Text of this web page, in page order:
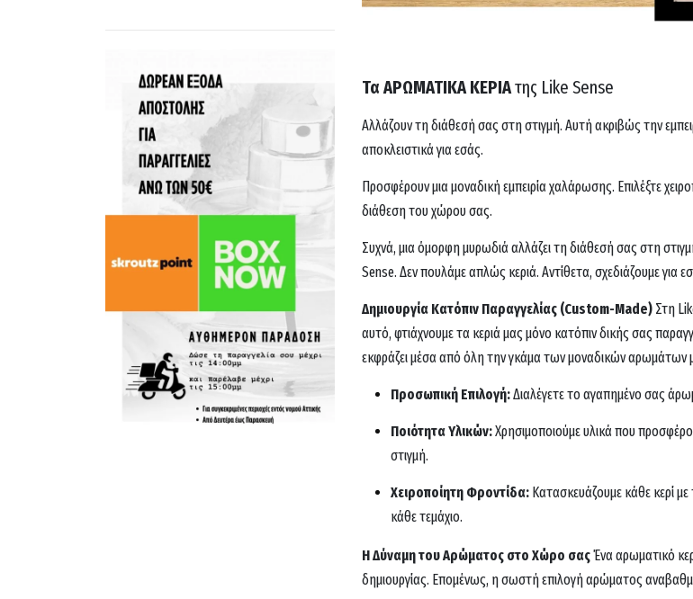
Τα ΑΡΩΜΑΤΙΚΑ ΚΕΡΙΑτης Like Sense
Αλλάζουν τη διάθεσή σας στη στιγμή. Αυτή ακριβώς την
αποκλειστικά για εσάς.
Προσφέρουν μια μοναδική εμπειρία χαλάρωσης. Επιλέξτε
διάθεση του χώρου σας.
Συχνά, μια όμορφη μυρωδιά αλλάζει τη διάθεσή σας στη
Sense. Δεν πουλάμε απλώς κεριά. Αντίθετα, σχεδιάζουμε για
Δημιουργία Κατόπιν Παραγγελίας (Custom-Made) Στη
αυτό, φτιάχνουμε τα κεριά μας μόνο κατόπιν δικής σας
εκφράζει μέσα από όλη την γκάμα των μοναδικών αρωμάτων
Προσωπική Επιλογή:Διαλέγετε το αγαπημένο σας
Ποιότητα Υλικών:Χρησιμοποιούμε υλικά που
στιγμή.
Χειροποίητη Φροντίδα: Κατασκευάζουμε κάθε κερί
κάθε τεμάχιο.
Η Δύναμη του Αρώματος στο Χώρο σαςΈνα αρωματικό
δημιουργίας. Επομένως, η σωστή επιλογή αρώματος